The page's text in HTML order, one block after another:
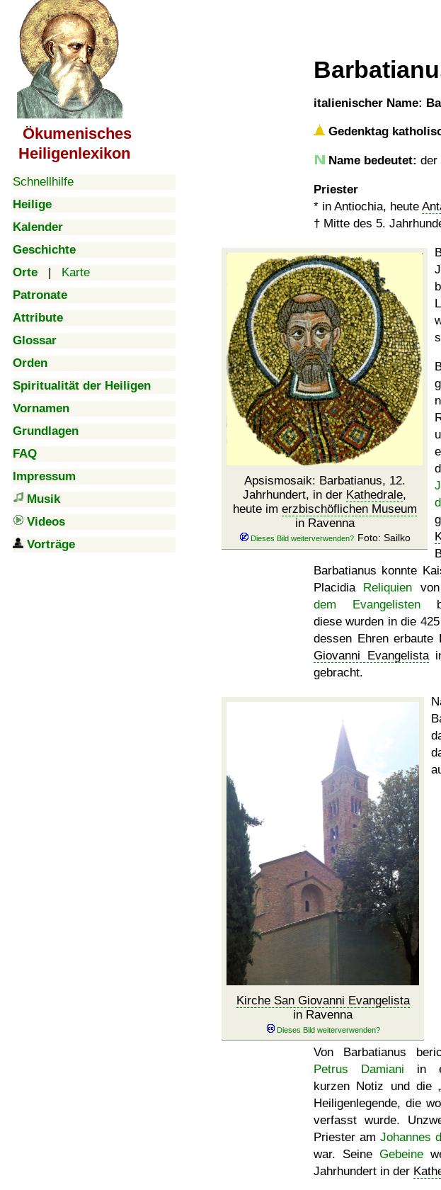
Ökumenisches
Heiligenlexikon
Schnellhilfe
Heilige
Kalender
Geschichte
Orte | Karte
Patronate
Attribute
Glossar
Orden
Spiritualität der Heiligen
Vornamen
Grundlagen
FAQ
Impressum
Musik
Videos
Vorträge
italienischer Name:
Gedenktag
Name bedeutet: der
Priester
* in Antiochia, heute
† Mitte des 5.
Apsismosaik: Barbatianus, 12.
Jahrhundert, in der Kathedrale,
heute im erzbischöflichen Museum
in Ravenna
Foto: Sailko
Barbatianus konnte
Placidia Reliquien
dem Evangelisten
diese wurden in die
dessen Ehren erbaute
Giovanni Evangelista
gebracht.
Kirche San Giovanni Evangelista
in Ravenna
Von Barbatianus
Petrus Damiani in
kurzen Notiz und die
Heiligenlegende, die
verfasst wurde.
Priester amJohannes
war. Seine Gebeine
Jahrhundert in der